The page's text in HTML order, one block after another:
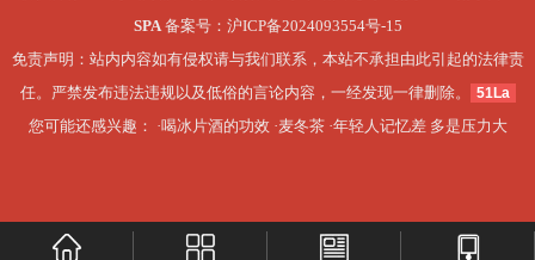
SPA备案号： 沪ICP备2024093554号-15
免责声明：站内内容如有侵权请与我们联系，本站不承担由此引起的法律责
任。严禁发布违法违规以及低俗的言论内容，一经发现一律删除。
51La
您可能还感兴趣： ·喝冰片酒的功效 ·麦冬茶·年轻人记忆差 多是压力大